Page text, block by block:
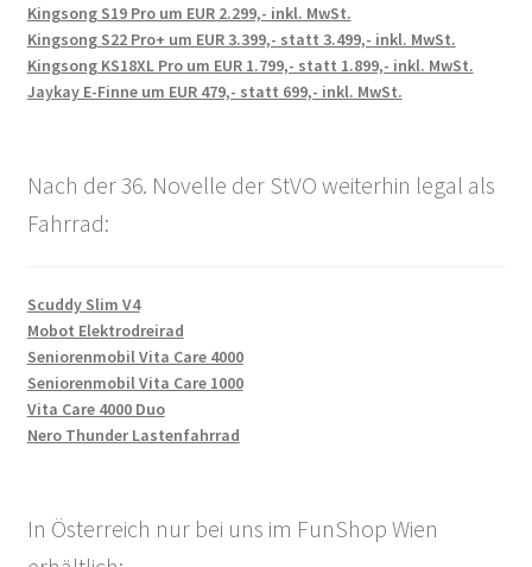
Kingsong S19 Pro um EUR 2.299,- inkl. MwSt.
Kingsong S22 Pro+ um EUR 3.399,- statt 3.499,- inkl. MwSt.
Kingsong KS18XL Pro um EUR 1.799,- statt 1.899,- inkl. MwSt.
Jaykay E-Finne um EUR 479,- statt 699,- inkl. MwSt.
Nach der 36. Novelle der StVO weiterhin legal als
Fahrrad:
Scuddy Slim V4
Mobot Elektrodreirad
Seniorenmobil Vita Care 4000
Seniorenmobil Vita Care 1000
Vita Care 4000 Duo
Nero Thunder Lastenfahrrad
In Österreich nur bei uns im FunShop Wien